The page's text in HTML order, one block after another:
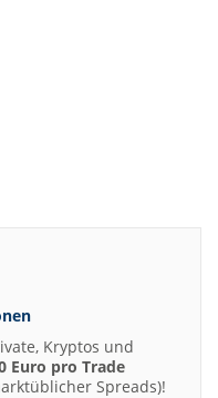
Kryptos und
Euro pro Trade
Spreads)!